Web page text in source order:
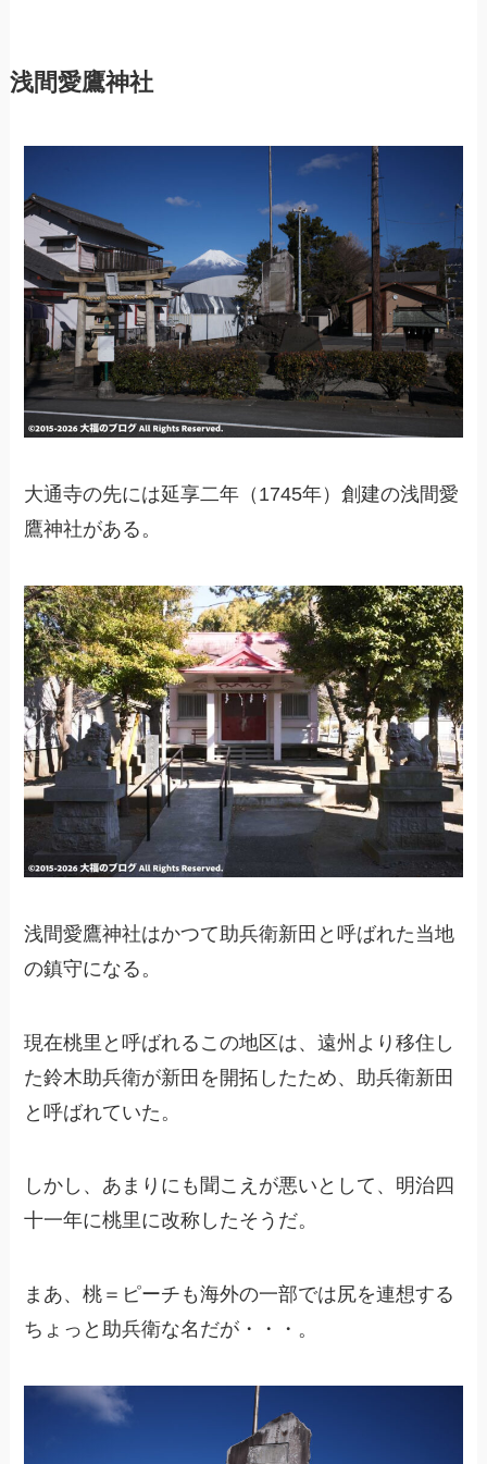
浅間愛鷹神社
大通寺の先には延享二年（1745年）創建の浅間愛
鷹神社がある。
浅間愛鷹神社はかつて助兵衛新田と呼ばれた当地
の鎮守になる。
現在桃里と呼ばれるこの地区は、遠州より移住し
た鈴木助兵衛が新田を開拓したため、助兵衛新田
と呼ばれていた。
しかし、あまりにも聞こえが悪いとして、明治四
十一年に桃里に改称したそうだ。
まあ、桃＝ピーチも海外の一部では尻を連想する
ちょっと助兵衛な名だが・・・。